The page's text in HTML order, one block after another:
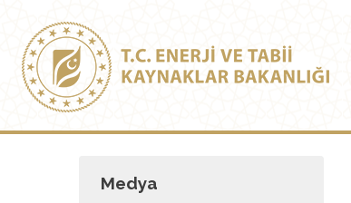
Medya